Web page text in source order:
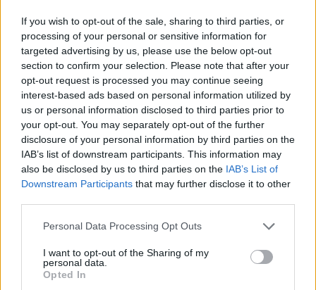
If you wish to opt-out of the sale, sharing to third parties, or
processing of your personal or sensitive information for
targeted advertising by us, please use the below opt-out
section to confirm your selection. Please note that after your
opt-out request is processed you may continue seeing
interest-based ads based on personal information utilized by
us or personal information disclosed to third parties prior to
your opt-out. You may separately opt-out of the further
disclosure of your personal information by third parties on the
IAB’s list of downstream participants. This information may
also be disclosed by us to third parties on the IAB’s List of
Downstream Participants that may further disclose it to other
Please note that this website/app uses one or more Google
not limited to your visit or usage behaviour. You may click to
grant or deny consent to Google and its third-party tags to
use your data for below specified purposes in below Google
Personal Data Processing Opt Outs
I want to opt-out of the Sharing of my
personal data.
Opted In
Itt állítsd be, hogy az RTL.hu az elsők között
legyen a Google-találatokban!